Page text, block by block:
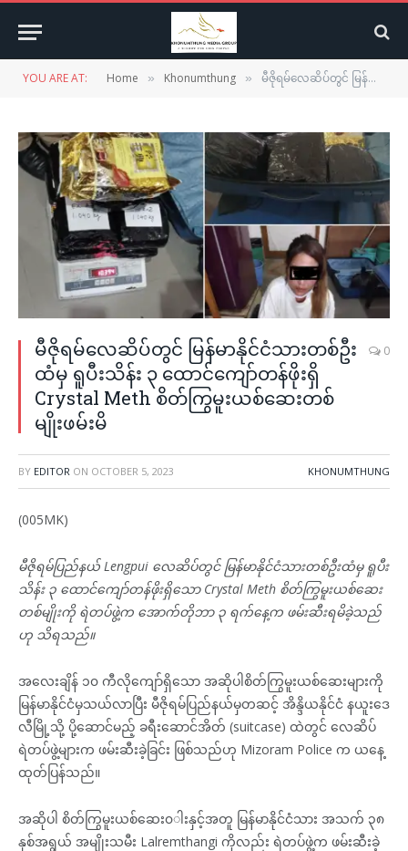
YOU ARE AT: Home » Khonumthung » မီဇိုရမ်လေဆိပ်တွင် မြန်မာနိုင်ငံသားတစ်ဦးထံမှ ရူပီးသိန်း ၃ ထောင်ကျော်တန်ဖိုးရှိ Crystal Meth စိတ်ကြွမူးယစ်ဆေးတစ်မျိုးဖမ်းမိ
မီဇိုရမ်လေဆိပ်တွင် မြန်မာနိုင်ငံသားတစ်ဦး
ထံမှ ရူပီးသိန်း ၃ ထောင်ကျော်တန်ဖိုးရှိ
Crystal Meth စိတ်ကြွမူးယစ်ဆေးတစ်
မျိုးဖမ်းမိ
0
BY EDITOR ON OCTOBER 5, 2023 KHONUMTHUNG
(005MK)
မီဇိုရမ်ပြည်နယ် Lengpui လေဆိပ်တွင် မြန်မာနိုင်ငံသားတစ်ဦးထံမှ ရူပီး
သိန်း ၃ ထောင်ကျော်တန်ဖိုးရှိသော Crystal Meth စိတ်ကြွမူးယစ်ဆေး
တစ်မျိုးကို ရဲတပ်ဖွဲ့က အောက်တိုဘာ ၃ ရက်နေ့က ဖမ်းဆီးရမိခဲ့သည်
ဟု သိရသည်။
အလေးချိန် ၁၀ ကီလိုကျော်ရှိသော အဆိုပါစိတ်ကြွမူးယစ်ဆေးများကို
မြန်မာနိုင်ငံမှသယ်လာပြီး မီဇိုရမ်ပြည်နယ်မှတဆင့် အိန္ဒိယနိုင်ငံ နယူးဒေ
လီမြို့သို့ ပို့ဆောင်မည့် ခရီးဆောင်အိတ် (suitcase) ထဲတွင် လေဆိပ်
ရဲတပ်ဖွဲ့များက ဖမ်းဆီးခဲ့ခြင်း ဖြစ်သည်ဟု Mizoram Police က ယနေ့
ထုတ်ပြန်သည်။
အဆိုပါ စိတ်ကြွမူးယစ်ဆေး၀◌ါးနှင့်အတူ မြန်မာနိုင်ငံသား အသက် ၃၈
နှစ်အရွယ် အမျိုးသမီး Lalremthangi ကိုလည်း ရဲတပ်ဖွဲ့က ဖမ်းဆီးခဲ့